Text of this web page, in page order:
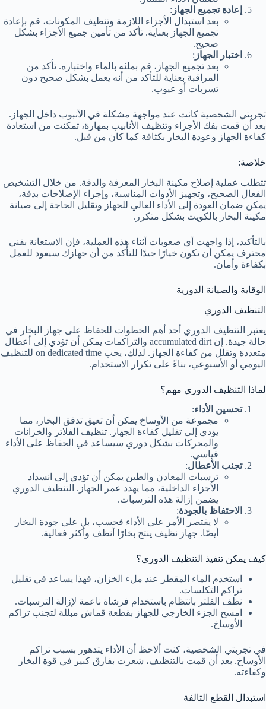
إعادة تجميع الجهاز :
بعد استبدال الأجزاء اللازمة وتنظيف المكونات، قم بإعادة
تجميع الجهاز بعناية. تأكد من تأمين جميع الأجزاء بشكل
صحيح.
اختبار الجهاز :
بعد تجميع الجهاز، قم بملئه بالماء واختباره. تأكد من
المراقبة بعناية للتأكد من أنه يعمل بشكل صحيح دون
تسربات أو عيوب.
تجربتي الشخصية كانت عند مواجهة مشكلة في الأنبوب داخل الجهاز.
بعد أن قمت بفك الأجزاء وتنظيف الأنابيب بمهارة، تمكنت من استعادة
كفاءة الجهاز وعودة البخار بكثافة كما كان من قبل.
خلاصة:
تتطلب عملية إصلاح مكينة البخار المعرفة والدقة. من خلال التشخيص
الفعال الصحيح، وتجهيز الأدوات المناسبة، وإجراء الإصلاحات بدقة،
يمكن ضمان العودة إلى الأداء العالي للجهاز وتقليل الحاجة إلى صيانة
مكينة البخار بالكويت بشكل متكرر.
بالتأكيد، إذا واجهت أي صعوبات أثناء هذه العملية، فإن الاستعانة بفني
محترف يمكن أن تكون خيارًا جيدًا للتأكد من أن جهازك سيعود للعمل
بكفاءة وأمان.
الوقاية والصيانة الدورية
التنظيف الدوري
يعتبر التنظيف الدوري أحد أهم الخطوات للحفاظ على جهاز البخار في
حالة جيدة. إن accumulated dirt والتراكمات يمكن أن تؤدي إلى أعطال
متعددة وتقلل من كفاءة الجهاز. لذلك، يجب on dedicated time للتنظيف
اليومي أو الأسبوعي، بناءً على تكرار الاستخدام.
لماذا التنظيف الدوري مهم؟
تحسين الأداء:
مجموعة من الأوساخ يمكن أن تعيق تدفق البخار، مما
يؤدي إلى تقليل كفاءة الجهاز. تنظيف الفلاتر والخزانات
والمحركات بشكل دوري سيساعد في الحفاظ على الأداء
قياسي.
تجنب الأعطال:
ترسبات المعادن والطين يمكن أن تؤدي إلى انسداد
الأجزاء الداخلية، مما يهدد عمر الجهاز. التنظيف الدوري
يضمن إزالة هذه الترسبات.
الاحتفاظ بالجودة:
لا يقتصر الأمر على الأداء فحسب، بل على جودة البخار
أيضًا. جهاز نظيف ينتج بخارًا أنظف وأكثر فعالية.
كيف يمكن تنفيذ التنظيف الدوري؟
استخدم الماء المقطر عند ملء الخزان، فهذا يساعد في تقليل
تراكم التكلسات.
نظف الفلتر بانتظام باستخدام فرشاة ناعمة لإزالة الترسبات.
امسح الجزء الخارجي للجهاز بقطعة قماش مبللة لتجنب تراكم
الأوساخ.
في تجربتي الشخصية، كنت ألاحظ أن الأداء يتدهور بسبب تراكم
الأوساخ. بعد أن قمت بالتنظيف، شعرت بفارق كبير في قوة البخار
وكفاءته.
استبدال القطع التالفة